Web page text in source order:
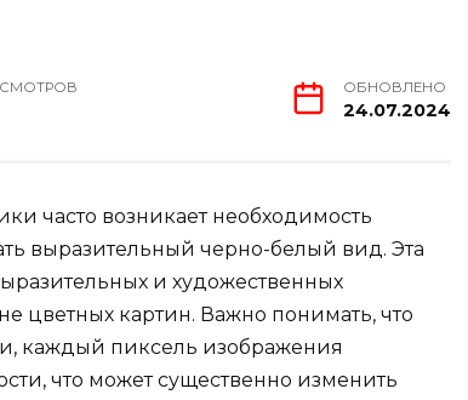
ОБНОВЛЕНО
24.07.2024
часто возникает необходимость
выразительный черно-белый вид. Эта
и художественных
цветных картин. Важно понимать, что
каждый пиксель изображения
что может существенно изменить